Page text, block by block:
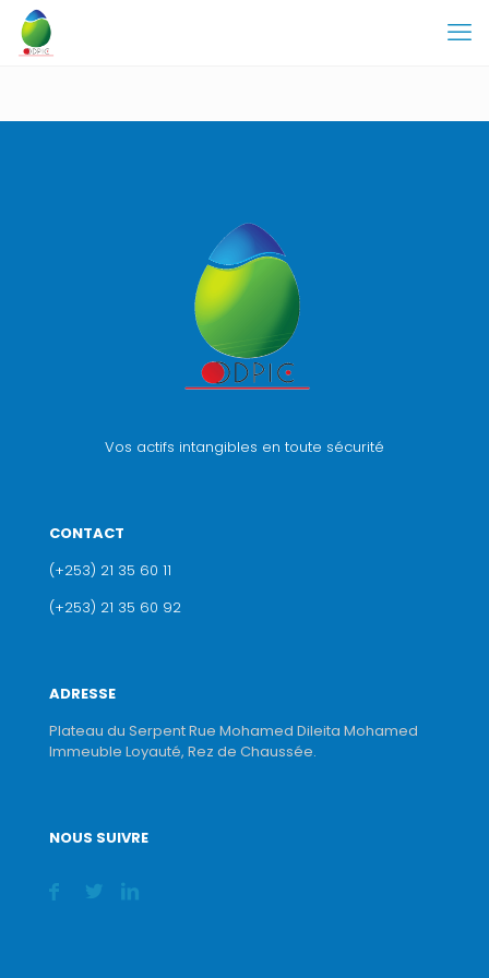
Vos actifs intangibles en toute sécurité
CONTACT
(+253) 21 35 60 11
(+253) 21 35 60 92
ADRESSE
Plateau du Serpent Rue Mohamed Dileita Mohamed
Immeuble Loyauté, Rez de Chaussée.
NOUS SUIVRE